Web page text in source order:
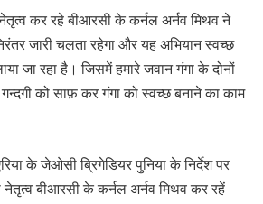
कर रहे बीआरसी के कर्नल अर्नव मिथव ने
जारी चलता रहेगा और यह अभियान स्वच्छ
जा रहा है। जिसमें हमारे जवान गंगा के दोनों
को साफ़ कर गंगा को स्वच्छ बनाने का काम
के जेओसी ब्रिगेडियर पुनिया के निर्देश पर
नेतृत्व बीआरसी के कर्नल अर्नव मिथव कर रहें